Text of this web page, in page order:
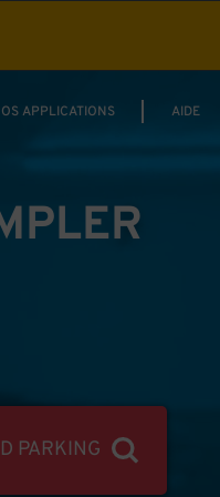
APPLICATIONS AIDE
PARKING